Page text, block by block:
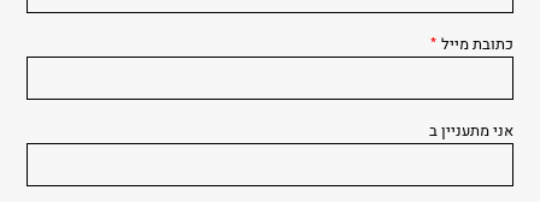
כתובת מייל *
אני מתעניין ב